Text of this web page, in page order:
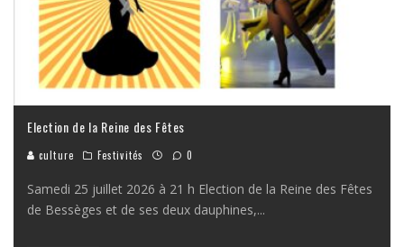
Election de la Reine des Fêtes
culture Festivités 0
Samedi 25 juillet 2026 à 21 h Election de la Reine des Fêtes
de Bessèges et de ses deux dauphines,...